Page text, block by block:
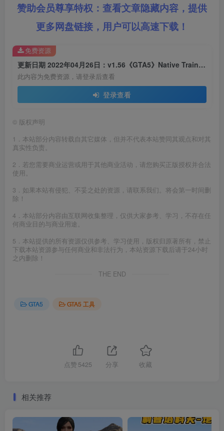
赞助会员尊享特权：查看文章隐藏内容，提供
更多网盘链接，用户可以高速下载！
更新日期 2022年04月26日：v1.56《GTA5》Native Trainer 修改器 [简体汉化]
此内容为免费资源，请登录后查看
登录查看
免费资源
© 版权声明
1．本站部分内容转载自其它媒体，但并不代表本站赞同其观点和对其
真实性负责。
2．若您需要商业运营或用于其他商业活动，请您购买正版授权并合法
使用。
3．如果本站有侵犯、不妥之处的资源，请联系我们。将会第一时间删
除！
4．本站部分内容由互联网收集整理，仅供大家参考、学习，不存在任
何商业目的与商业用途。
5．本站提供的所有资源仅供参考、学习使用，版权归原著所有，禁止
下载本站资源参与任何商业和非法行为，本站资源下载后请于24小时
之内删除！
THE END
GTA5 GTA5 工具
点赞 5425 分享 收藏
相关推荐